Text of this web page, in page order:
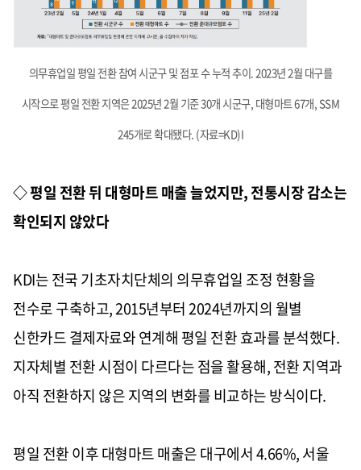
의무휴업일 평일 전환 참여 시군구 및 점포 수 누적 추이. 2023년 2월 대구를
시작으로 평일 전환 지역은 2025년 2월 기준 30개 시군구, 대형마트 67개, SSM
245개로 확대됐다. (자료=KD)I
◇ 평일 전환 뒤 대형마트 매출 늘었지만, 전통시장 감소는
확인되지 않았다
KDI는 전국 기초자치단체의 의무휴업일 조정 현황을
전수로 구축하고, 2015년부터 2024년까지의 월별
신한카드 결제자료와 연계해 평일 전환 효과를 분석했다.
지자체별 전환 시점이 다르다는 점을 활용해, 전환 지역과
아직 전환하지 않은 지역의 변화를 비교하는 방식이다.
평일 전환 이후 대형마트 매출은 대구에서 4.66%, 서울